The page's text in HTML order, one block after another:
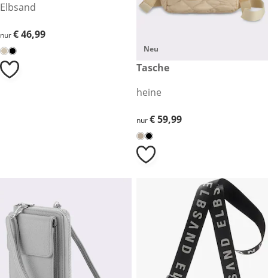
Elbsand
€ 46,99
nur€ 46,99
Neu
€ 59,99
Tasche
heine
€ 59,99
nur€ 59,99